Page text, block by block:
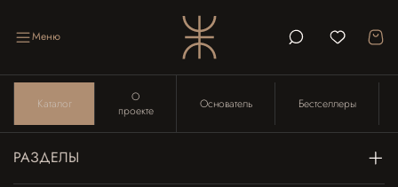
Меню
Каталог
О
проекте
Основатель Бестселлеры
РАЗДЕЛЫ